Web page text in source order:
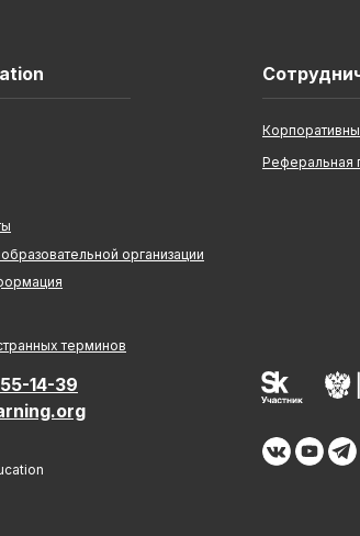
Реферальная
организации
14-39
терминов